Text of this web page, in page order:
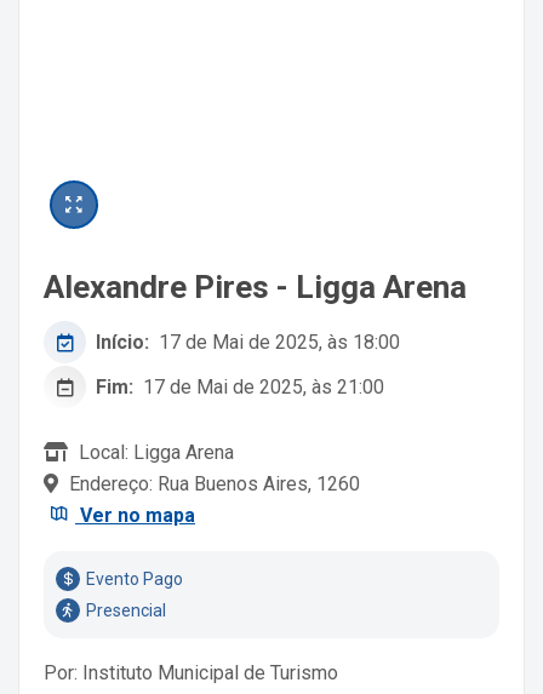
Alexandre Pires - Ligga Arena
Início: 17 de Mai de 2025, às 18:00
Fim: 17 de Mai de 2025, às 21:00
Local: Ligga Arena
Endereço: Rua Buenos Aires, 1260
Ver no mapa
Evento Pago
Presencial
Por: Instituto Municipal de Turismo